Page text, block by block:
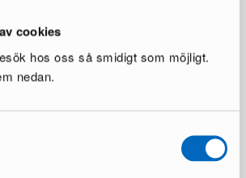
cookies
hos oss så smidigt som möjligt.
nedan.
soffa med fotpall beige